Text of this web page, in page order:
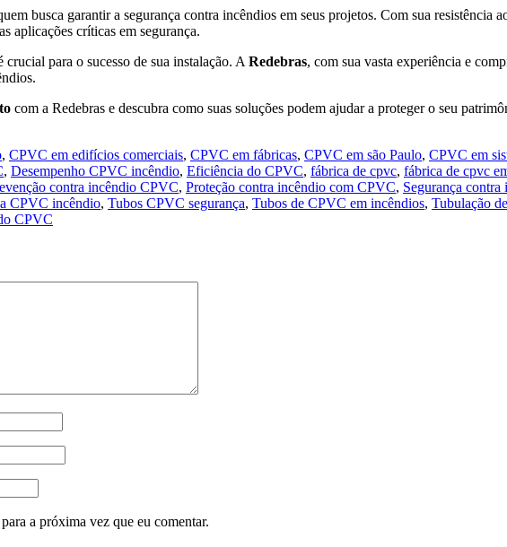
busca garantir a segurança contra incêndios em seus projetos. Com sua
aplicações críticas em segurança.
para o sucesso de sua instalação. A Redebras, com sua vasta experiência e
com a Redebras e descubra como suas soluções podem ajudar a proteger o seu
, CPVC em edifícios comerciais, CPVC em fábricas, CPVC em são Paulo, CPVC em
, Desempenho CPVC incêndio, Eficiência do CPVC, fábrica de cpvc, fábrica de cpvc
contra incêndio CPVC, Proteção contra incêndio com CPVC, Segurança contra
CPVC incêndio, Tubos CPVC segurança, Tubos de CPVC em incêndios, Tubulação
CPVC
a próxima vez que eu comentar.